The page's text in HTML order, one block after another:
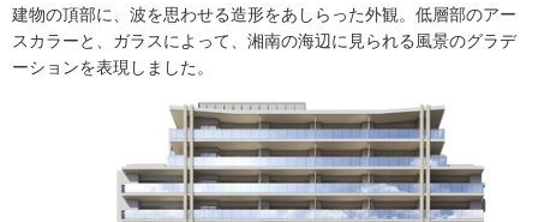
建物の頂部に、波を思わせる造形をあしらった外観。低層部のアー
スカラーと、ガラスによって、湘南の海辺に見られる風景のグラデ
ーションを表現しました。